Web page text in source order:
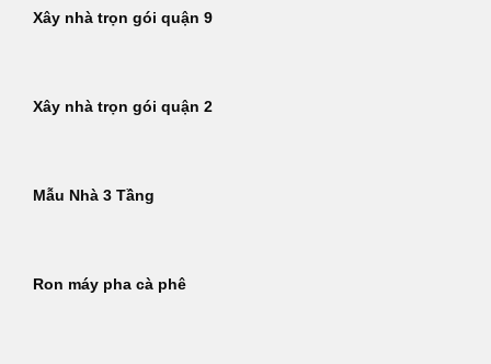
Xây nhà trọn gói quận 9
Xây nhà trọn gói quận 2
Mẫu Nhà 3 Tầng
Ron máy pha cà phê